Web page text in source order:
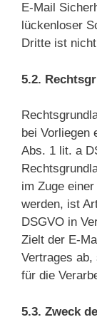
E-Mail
lückenloser
Dritte ist
5.2.
bei Vorliegen
Abs. 1 lit. a
im Zuge
werden, ist
DSGVO in
Zielt der E-
Vertrages
für die
5.3. Zweck